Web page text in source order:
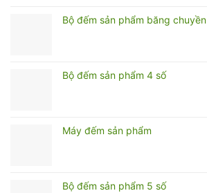
Bộ đếm sản phẩm băng chuyền
Bộ đếm sản phẩm 4 số
Máy đếm sản phẩm
Bộ đếm sản phẩm 5 số